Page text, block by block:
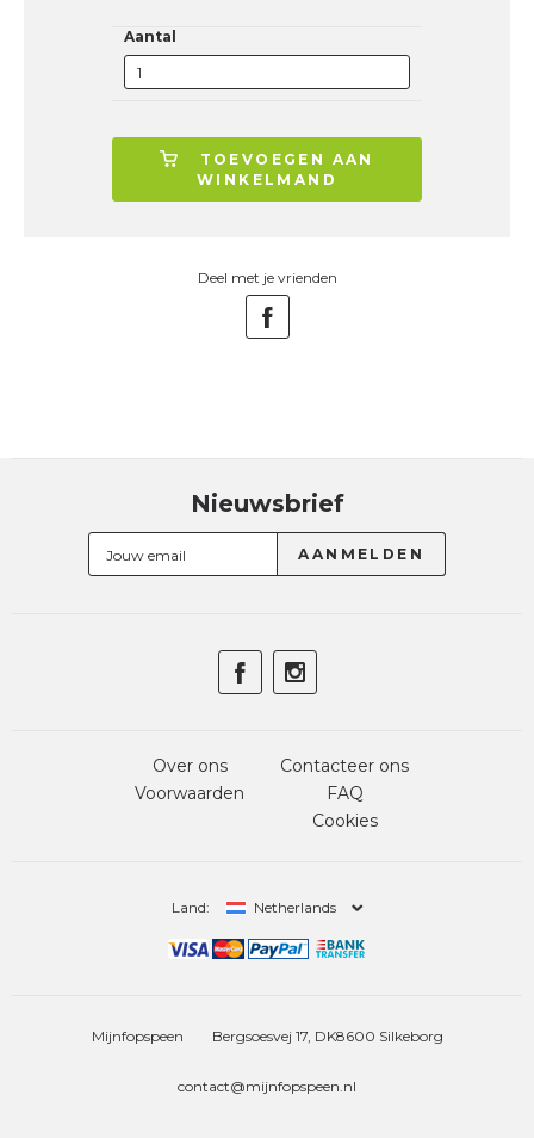
Aantal
TOEVOEGEN AAN
WINKELMAND
Deel met je vrienden
Nieuwsbrief
Over ons
Voorwaarden
Contacteer ons
FAQ
Cookies
Land: Netherlands
Mijnfopspeen Bergsoesvej 17, DK8600 Silkeborg
contact@mijnfopspeen.nl